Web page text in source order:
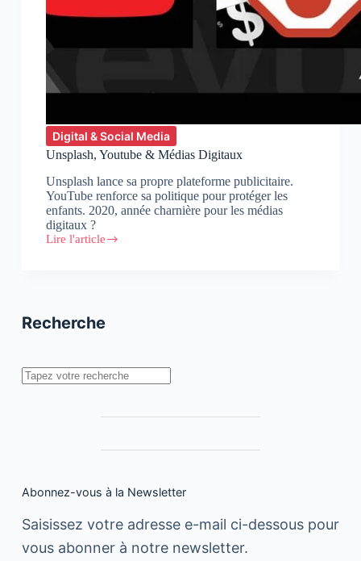
Digital & Social Media
Unsplash, Youtube & Médias Digitaux
Unsplash lance sa propre plateforme publicitaire.
YouTube renforce sa politique pour protéger les
enfants. 2020, année charnière pour les médias
digitaux ?
Lire l'article
Unsplash,
Recherche
Rechercher
Abonnez-vous à la Newsletter
Saisissez votre adresse e-mail ci-dessous pour
vous abonner à notre newsletter.